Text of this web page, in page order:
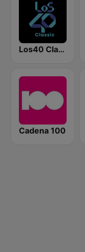
Los40 Classic
Cadena 100